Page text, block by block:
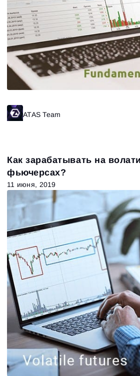
ATAS Team
Как зарабатывать на
фьючерсах?
11 июня, 2019